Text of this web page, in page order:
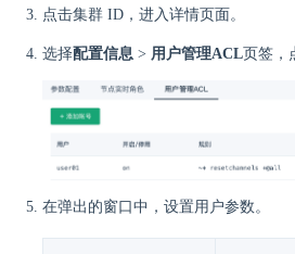
点击集群 ID，进入详情页面。
选择配置信息 > 用户管理ACL页签，
在弹出的窗口中，设置用户参数。